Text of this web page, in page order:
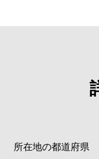
所在地の都道府県